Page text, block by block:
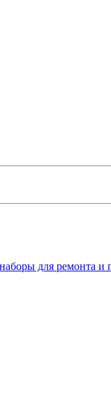
для ремонта и